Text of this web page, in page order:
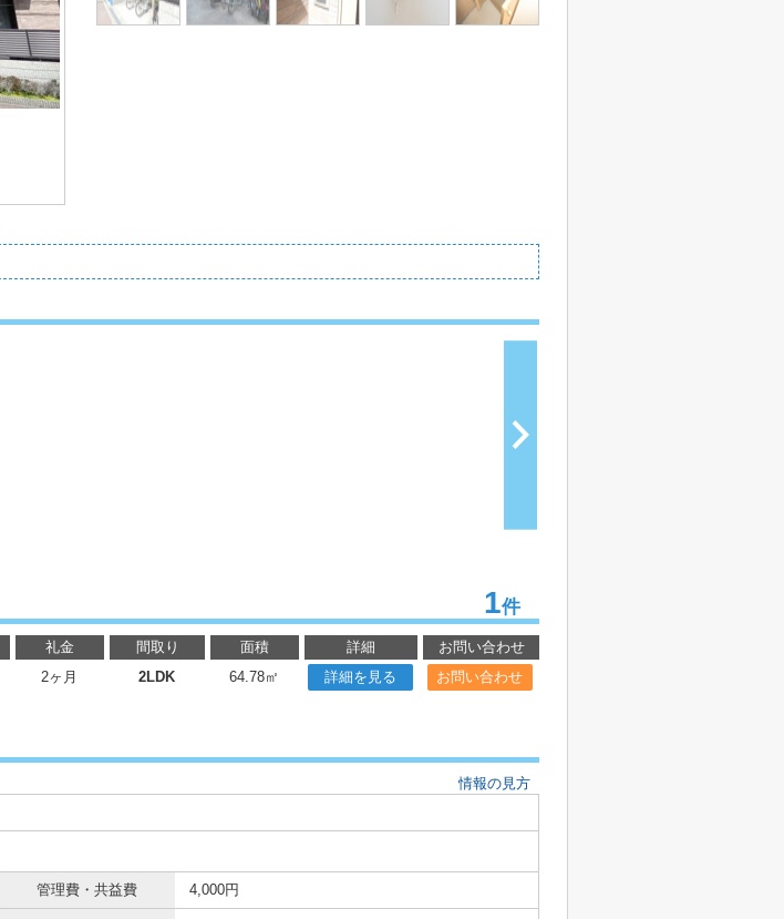
1件
礼金 間取り 面積 詳細
お問い合わせ
2ヶ月 2LDK 64.78㎡ 詳細を見る お問い合わせ
情報の見方
管理費・共益費 4,000円